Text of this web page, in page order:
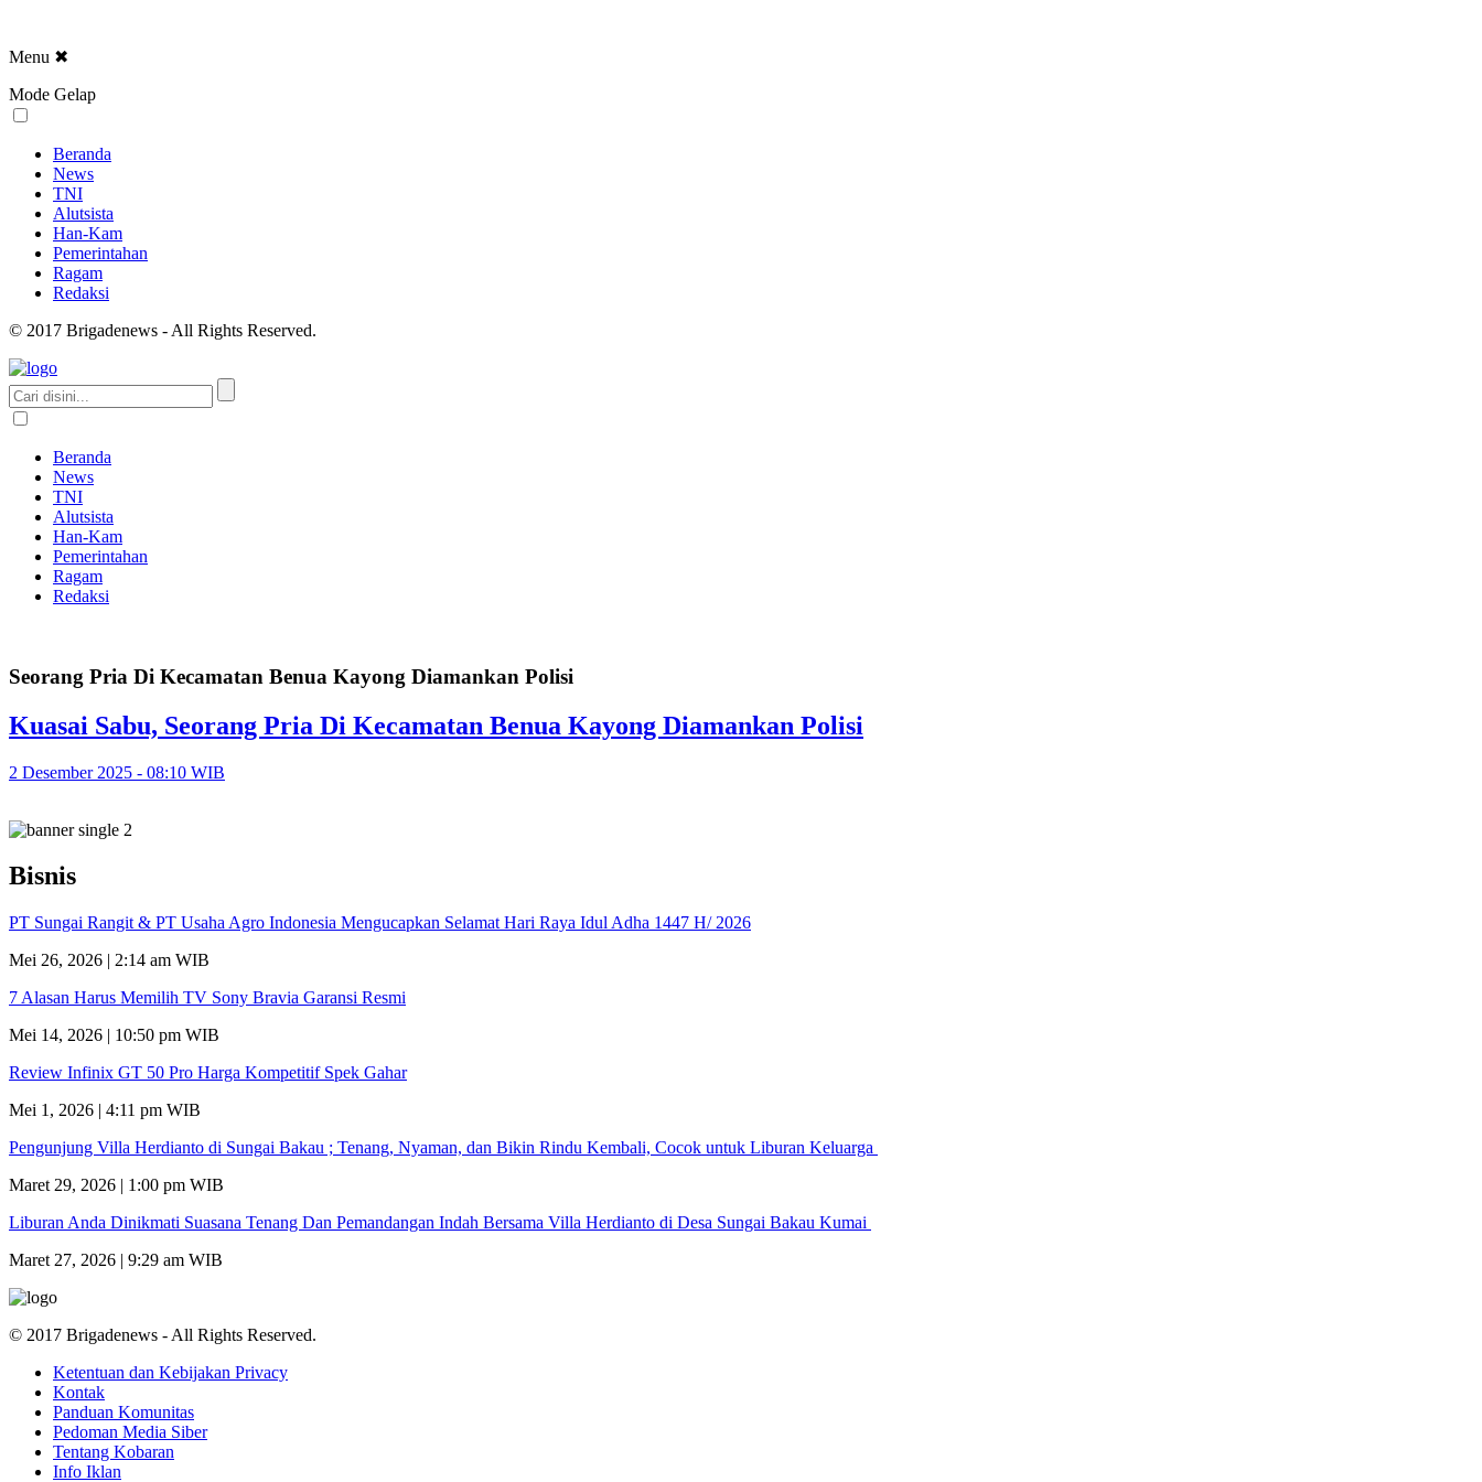
Menu ✖
Mode Gelap
Beranda
News
TNI
Alutsista
Han-Kam
Pemerintahan
Ragam
Redaksi
© 2017 Brigadenews - All Rights Reserved.
Beranda
News
TNI
Alutsista
Han-Kam
Pemerintahan
Ragam
Redaksi
Seorang Pria Di Kecamatan Benua Kayong Diamankan Polisi
Kuasai Sabu, Seorang Pria Di Kecamatan Benua Kayong Diamankan Polisi
2 Desember 2025 - 08:10 WIB
Bisnis
PT Sungai Rangit & PT Usaha Agro Indonesia Mengucapkan Selamat Hari Raya Idul Adha 1447 H/ 2026
Mei 26, 2026 | 2:14 am WIB
7 Alasan Harus Memilih TV Sony Bravia Garansi Resmi
Mei 14, 2026 | 10:50 pm WIB
Review Infinix GT 50 Pro Harga Kompetitif Spek Gahar
Mei 1, 2026 | 4:11 pm WIB
Pengunjung Villa Herdianto di Sungai Bakau ; Tenang, Nyaman, dan Bikin Rindu Kembali, Cocok untuk Liburan Keluarga
Maret 29, 2026 | 1:00 pm WIB
Liburan Anda Dinikmati Suasana Tenang Dan Pemandangan Indah Bersama Villa Herdianto di Desa Sungai Bakau Kumai
Maret 27, 2026 | 9:29 am WIB
© 2017 Brigadenews - All Rights Reserved.
Ketentuan dan Kebijakan Privacy
Kontak
Panduan Komunitas
Pedoman Media Siber
Tentang Kobaran
Info Iklan